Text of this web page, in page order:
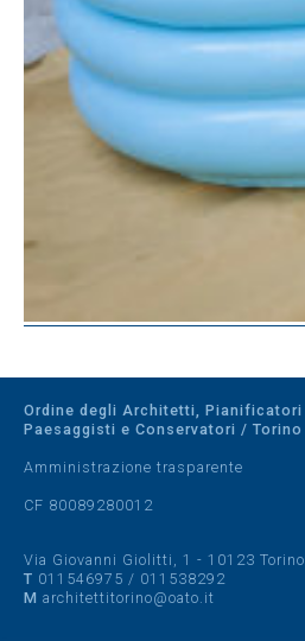
Ordine degli Architetti, Pianificatori
Paesaggisti e Conservatori / Torino
Amministrazione trasparente
CF 80089280012
Via Giovanni Giolitti, 1 - 10123 Torino
T 011546975 / 011538292
M architettitorino@oato.it